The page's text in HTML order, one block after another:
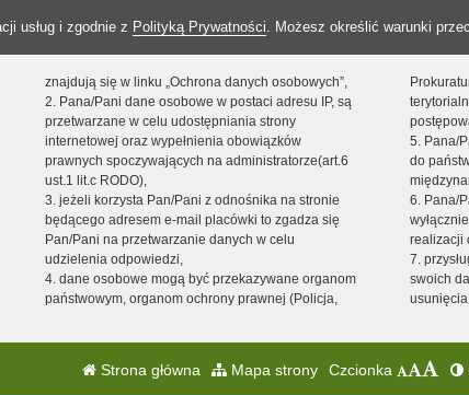
usług i zgodnie z Polityką Prywatności. Możesz określić warunki
znajdują się w linku „Ochrona danych osobowych”,
2. Pana/Pani dane osobowe w postaci adresu IP, są
przetwarzane w celu udostępniania strony
internetowej oraz wypełnienia obowiązków
prawnych spoczywających na administratorze(art.6
ust.1 lit.c RODO),
3. jeżeli korzysta Pan/Pani z odnośnika na stronie
będącego adresem e-mail placówki to zgadza się
Pan/Pani na przetwarzanie danych w celu
udzielenia odpowiedzi,
4. dane osobowe mogą być przekazywane organom
państwowym, organom ochrony prawnej (Policja,
5. Pana/
do
6. Pana/
realizacji
7.
swoich
Strona główna Mapa strony Czcionka